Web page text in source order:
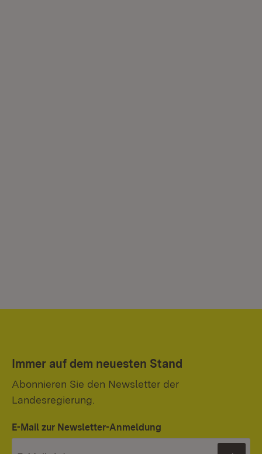
Immer auf dem neuesten Stand
Abonnieren Sie den Newsletter der
Landesregierung.
E-Mail zur Newsletter-Anmeldung